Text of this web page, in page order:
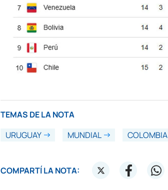
TEMAS DE LA NOTA
URUGUAY
MUNDIAL COLOMBIA
COMPARTÍ LA NOTA: